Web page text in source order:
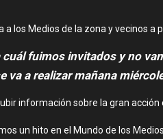
a los Medios de la zona y vecinos
cuál fuimos invitados y no
va a realizar mañana
información sobre la gran
un hito en el Mundo de los